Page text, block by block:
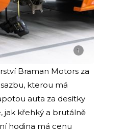
i
Braman Motors za
kterou má
auta za desítky
jak křehký a brutálně
hodina má cenu